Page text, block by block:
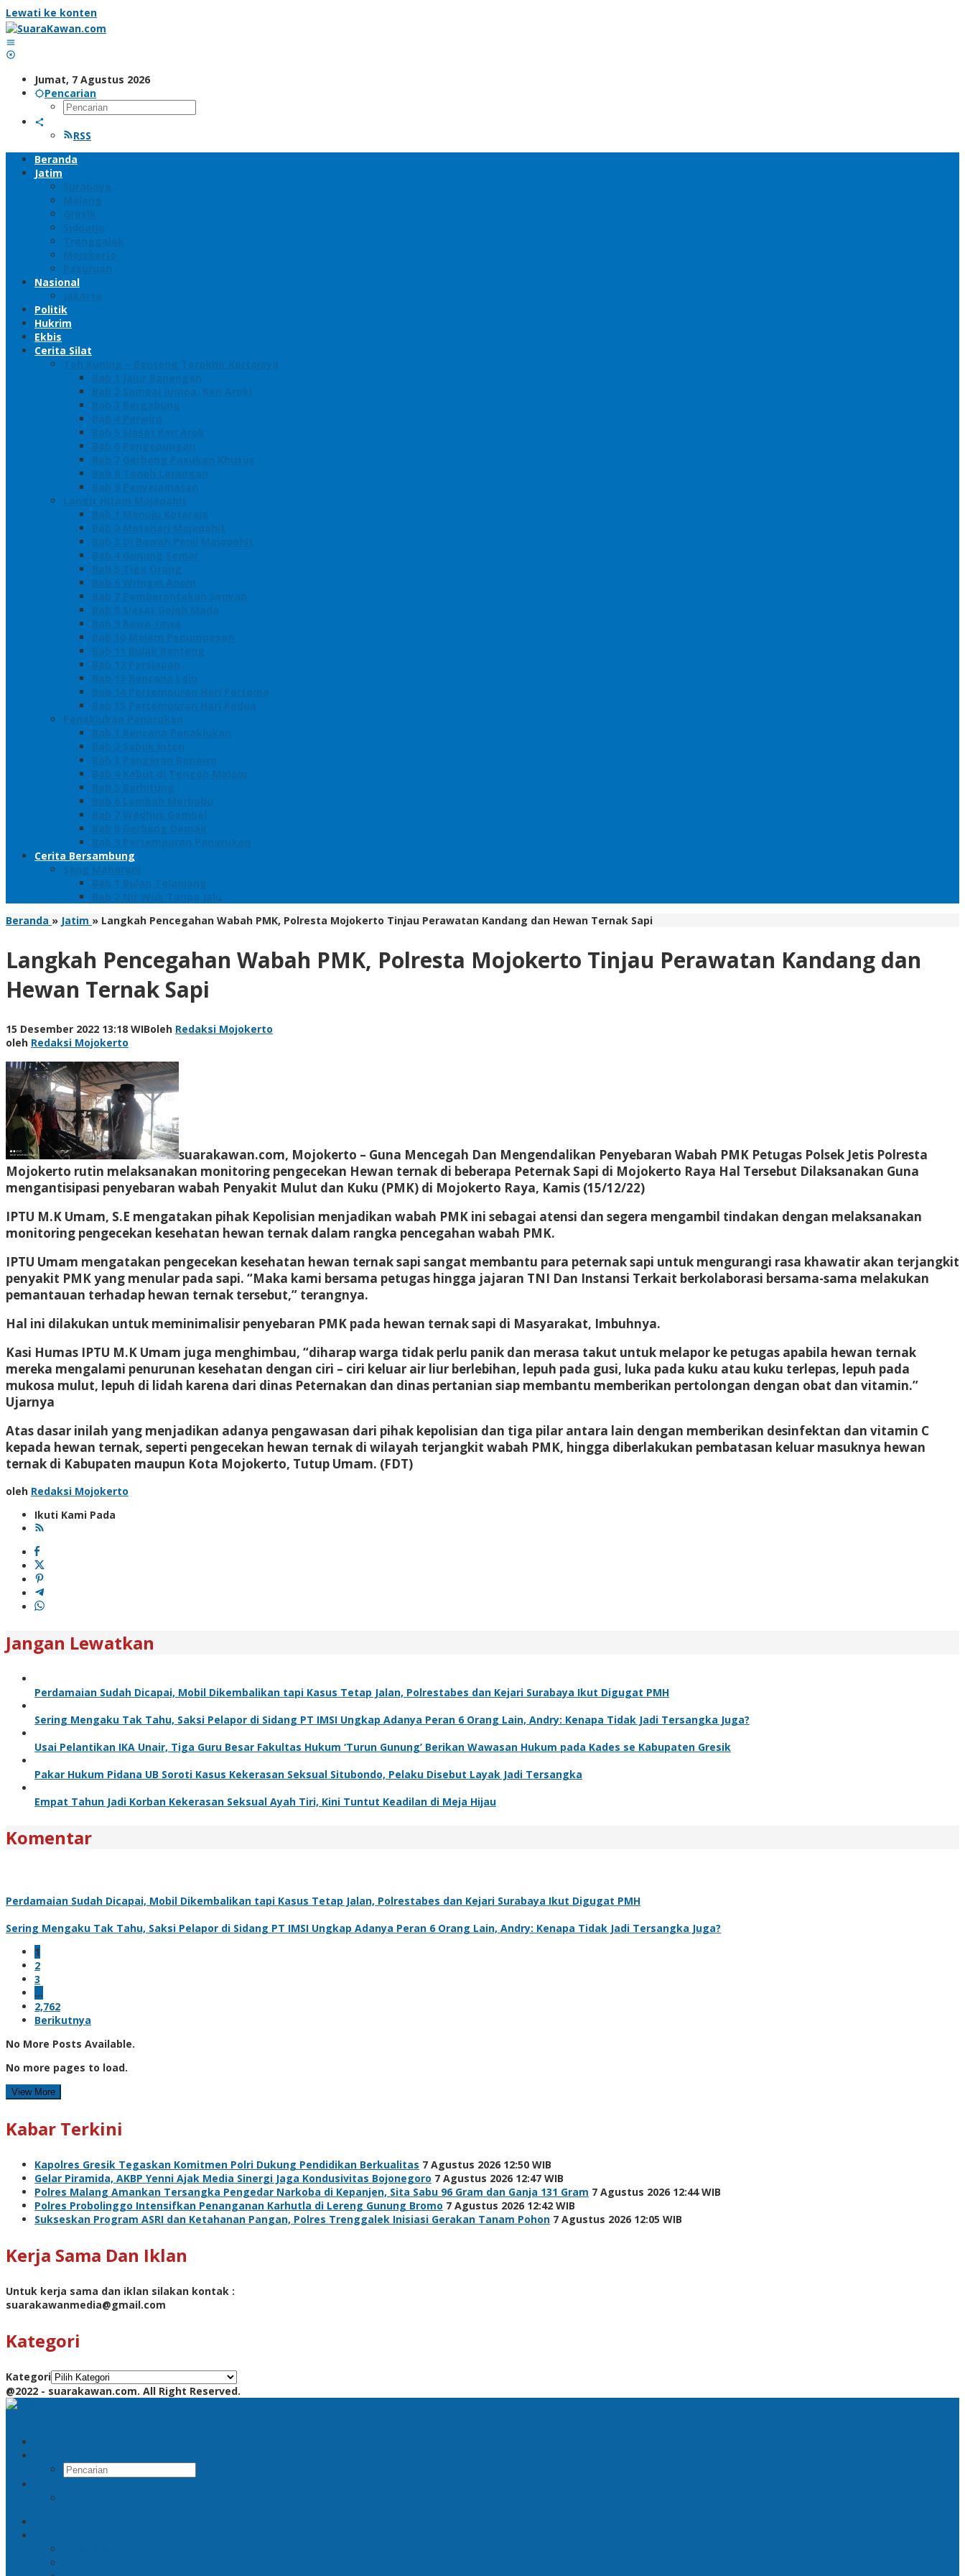
Lewati ke konten
Jumat, 7 Agustus 2026
Pencarian
RSS
Beranda
Jatim
Surabaya
Malang
Gresik
Sidoarjo
Trenggalek
Mojokerto
Pasuruan
Nasional
Jakarta
Politik
Hukrim
Ekbis
Cerita Silat
Toh Kuning – Benteng Terakhir Kertajaya
Bab 1 Jalur Banengan
Bab 2 Sampai Jumpa, Ken Arok!
Bab 3 Bergabung
Bab 4 Perwira
Bab 5 Siasat Ken Arok
Bab 6 Pengepungan
Bab 7 Gerbang Pasukan Khusus
Bab 8 Tanah Larangan
Bab 9 Penyelamatan
Langit Hitam Majapahit
Bab 1 Menuju Kotaraja
Bab 2 Matahari Majapahit
Bab 3 Di Bawah Panji Majapahit
Bab 4 Gunung Semar
Bab 5 Tiga Orang
Bab 6 Wringin Anom
Bab 7 Pemberontakan Senyap
Bab 8 Siasat Gajah Mada
Bab 9 Rawa-rawa
Bab 10 Malam Penumpasan
Bab 11 Bulak Banteng
Bab 12 Persiapan
Bab 13 Rencana Lain
Bab 14 Pertempuran Hari Pertama
Bab 15 Pertempuran Hari Kedua
Penaklukan Panarukan
Bab 1 Rencana Penaklukan
Bab 2 Sabuk Inten
Bab 3 Pangeran Benawa
Bab 4 Kabut di Tengah Malam
Bab 5 Berhitung
Bab 6 Lembah Merbabu
Bab 7 Wedhus Gembel
Bab 8 Gerbang Demak
Bab 9 Pertempuran Panarukan
Cerita Bersambung
Sang Maharani
Bab 1 Bulan Telanjang
Bab 2 Nir Wuk Tanpa Jalu
Beranda » Jatim » Langkah Pencegahan Wabah PMK, Polresta Mojokerto Tinjau Perawatan Kandang dan Hewan Ternak Sapi
Langkah Pencegahan Wabah PMK, Polresta Mojokerto Tinjau Perawatan Kandang dan
Hewan Ternak Sapi
15 Desember 2022 13:18 WIBoleh Redaksi Mojokerto
oleh Redaksi Mojokerto
suarakawan.com, Mojokerto – Guna Mencegah Dan Mengendalikan Penyebaran Wabah PMK Petugas Polsek Jetis Polresta
Mojokerto rutin melaksanakan monitoring pengecekan Hewan ternak di beberapa Peternak Sapi di Mojokerto Raya Hal Tersebut Dilaksanakan Guna
mengantisipasi penyebaran wabah Penyakit Mulut dan Kuku (PMK) di Mojokerto Raya, Kamis (15/12/22)
IPTU M.K Umam, S.E mengatakan pihak Kepolisian menjadikan wabah PMK ini sebagai atensi dan segera mengambil tindakan dengan melaksanakan
monitoring pengecekan kesehatan hewan ternak dalam rangka pencegahan wabah PMK.
IPTU Umam mengatakan pengecekan kesehatan hewan ternak sapi sangat membantu para peternak sapi untuk mengurangi rasa khawatir akan terjangkit
penyakit PMK yang menular pada sapi. “Maka kami bersama petugas hingga jajaran TNI Dan Instansi Terkait berkolaborasi bersama-sama melakukan
pemantauan terhadap hewan ternak tersebut,” terangnya.
Hal ini dilakukan untuk meminimalisir penyebaran PMK pada hewan ternak sapi di Masyarakat, Imbuhnya.
Kasi Humas IPTU M.K Umam juga menghimbau, “diharap warga tidak perlu panik dan merasa takut untuk melapor ke petugas apabila hewan ternak
mereka mengalami penurunan kesehatan dengan ciri – ciri keluar air liur berlebihan, lepuh pada gusi, luka pada kuku atau kuku terlepas, lepuh pada
mukosa mulut, lepuh di lidah karena dari dinas Peternakan dan dinas pertanian siap membantu memberikan pertolongan dengan obat dan vitamin.”
Ujarnya
Atas dasar inilah yang menjadikan adanya pengawasan dari pihak kepolisian dan tiga pilar antara lain dengan memberikan desinfektan dan vitamin C
kepada hewan ternak, seperti pengecekan hewan ternak di wilayah terjangkit wabah PMK, hingga diberlakukan pembatasan keluar masuknya hewan
ternak di Kabupaten maupun Kota Mojokerto, Tutup Umam. (FDT)
oleh Redaksi Mojokerto
Ikuti Kami Pada
Jangan Lewatkan
Perdamaian Sudah Dicapai, Mobil Dikembalikan tapi Kasus Tetap Jalan, Polrestabes dan Kejari Surabaya Ikut Digugat PMH
Sering Mengaku Tak Tahu, Saksi Pelapor di Sidang PT IMSI Ungkap Adanya Peran 6 Orang Lain, Andry: Kenapa Tidak Jadi Tersangka Juga?
Usai Pelantikan IKA Unair, Tiga Guru Besar Fakultas Hukum ‘Turun Gunung’ Berikan Wawasan Hukum pada Kades se Kabupaten Gresik
Pakar Hukum Pidana UB Soroti Kasus Kekerasan Seksual Situbondo, Pelaku Disebut Layak Jadi Tersangka
Empat Tahun Jadi Korban Kekerasan Seksual Ayah Tiri, Kini Tuntut Keadilan di Meja Hijau
Komentar
Perdamaian Sudah Dicapai, Mobil Dikembalikan tapi Kasus Tetap Jalan, Polrestabes dan Kejari Surabaya Ikut Digugat PMH
Sering Mengaku Tak Tahu, Saksi Pelapor di Sidang PT IMSI Ungkap Adanya Peran 6 Orang Lain, Andry: Kenapa Tidak Jadi Tersangka Juga?
1
2
3
…
2,762
Berikutnya
No More Posts Available.
No more pages to load.
View More
Kabar Terkini
Kapolres Gresik Tegaskan Komitmen Polri Dukung Pendidikan Berkualitas 7 Agustus 2026 12:50 WIB
Gelar Piramida, AKBP Yenni Ajak Media Sinergi Jaga Kondusivitas Bojonegoro 7 Agustus 2026 12:47 WIB
Polres Malang Amankan Tersangka Pengedar Narkoba di Kepanjen, Sita Sabu 96 Gram dan Ganja 131 Gram 7 Agustus 2026 12:44 WIB
Polres Probolinggo Intensifkan Penanganan Karhutla di Lereng Gunung Bromo 7 Agustus 2026 12:42 WIB
Sukseskan Program ASRI dan Ketahanan Pangan, Polres Trenggalek Inisiasi Gerakan Tanam Pohon 7 Agustus 2026 12:05 WIB
Kerja Sama Dan Iklan
Untuk kerja sama dan iklan silakan kontak :
suarakawanmedia@gmail.com
Kategori
Kategori
@2022 - suarakawan.com. All Right Reserved.